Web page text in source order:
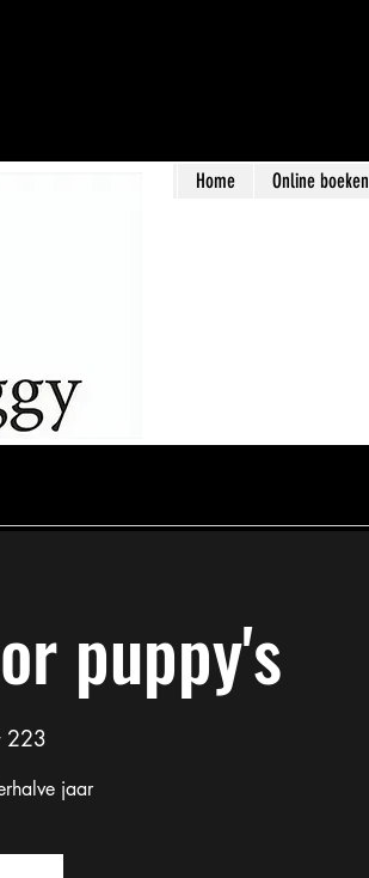
Home Online boeken
puppy's
223
jaar